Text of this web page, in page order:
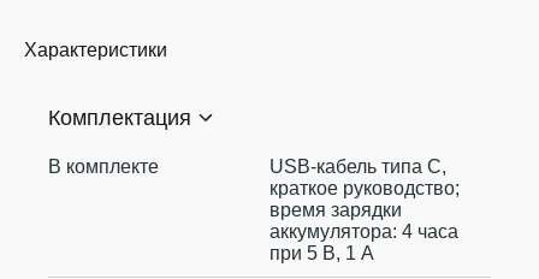
Характеристики
Комплектация
В комплекте
USB-кабель типа C,
краткое руководство;
время зарядки
аккумулятора: 4 часа
при 5 В, 1 А